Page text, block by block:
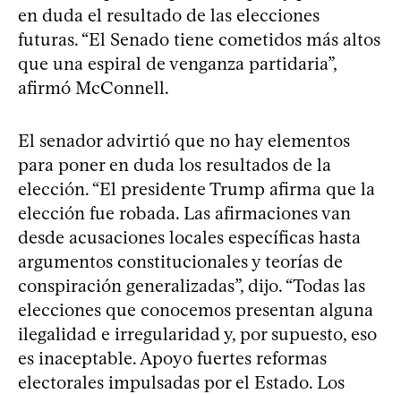
en duda el resultado de las elecciones
futuras. “El Senado tiene cometidos más altos
que una espiral de venganza partidaria”,
afirmó McConnell.
El senador advirtió que no hay elementos
para poner en duda los resultados de la
elección. “El presidente Trump afirma que la
elección fue robada. Las afirmaciones van
desde acusaciones locales específicas hasta
argumentos constitucionales y teorías de
conspiración generalizadas”, dijo. “Todas las
elecciones que conocemos presentan alguna
ilegalidad e irregularidad y, por supuesto, eso
es inaceptable. Apoyo fuertes reformas
electorales impulsadas por el Estado. Los